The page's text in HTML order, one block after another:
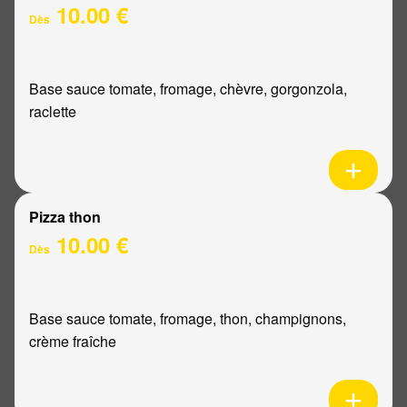
Dès 10.00 €
Base sauce tomate, fromage, chèvre, gorgonzola,
raclette
Pizza thon
Dès 10.00 €
Base sauce tomate, fromage, thon, champignons,
crème fraîche